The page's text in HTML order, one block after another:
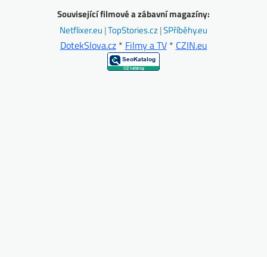
Související filmové a zábavní magazíny:
Netflixer.eu |TopStories.cz|SPříběhy.eu
DotekSlova.cz* Filmy a TV* CZIN.eu